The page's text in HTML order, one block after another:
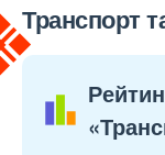
Транспорт